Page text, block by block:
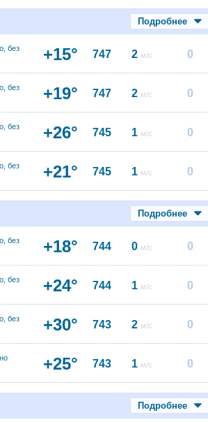
Подробнее
без
+15° 747 2 м/с 0
без
+19° 747 2 м/с 0
без
+26° 745 1 м/с 0
без
+21° 745 1 м/с 0
Подробнее
без
+18° 744 0 м/с 0
без
+24° 744 1 м/с 0
без
+30° 743 2 м/с 0
+25° 743 1 м/с 0
Подробнее